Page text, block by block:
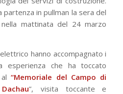
partenza in pullman la sera del
mattinata del 24 marzo
hanno accompagnato i
esperienza che ha toccato
“Memoriale del Campo di
”, visita toccante e